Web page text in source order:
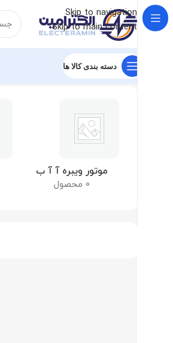
Skip to navigation
Skip to main content
دسته بندی کالا ها
خانه موتور ویبرهنمایش یک نتیجه
موتور ویبره آ آ ب
0 محصول